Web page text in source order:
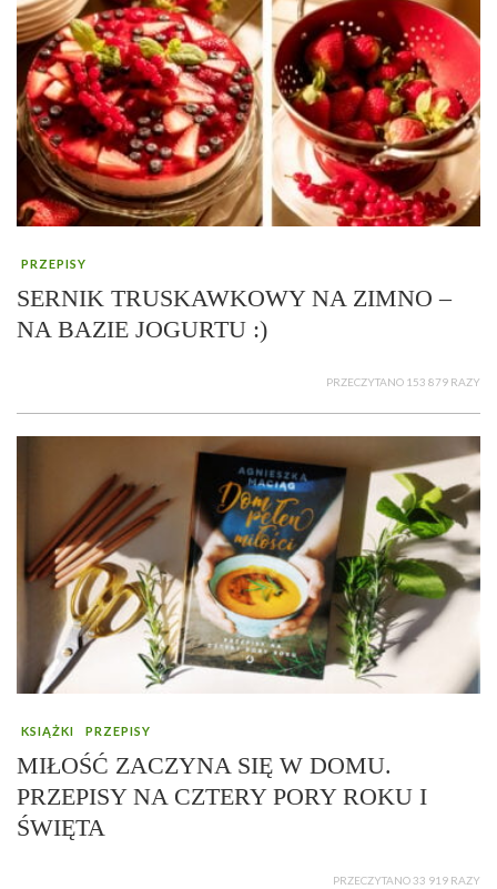
PRZEPISY
SERNIK TRUSKAWKOWY NA ZIMNO –
NA BAZIE JOGURTU :)
PRZECZYTANO 153 879 RAZY
KSIĄŻKI PRZEPISY
MIŁOŚĆ ZACZYNA SIĘ W DOMU.
PRZEPISY NA CZTERY PORY ROKU I
ŚWIĘTA
PRZECZYTANO 33 919 RAZY